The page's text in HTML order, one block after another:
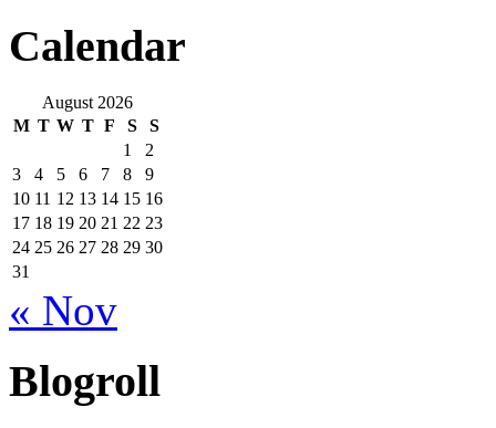
Calendar
August 2026
M T W T F S
S
1
2
3
4 5 6 7 8
9
10 11 12 13 14 15 16
17 18 19 20 21 22 23
24 25 26 27 28 29 30
31
« Nov
Blogroll